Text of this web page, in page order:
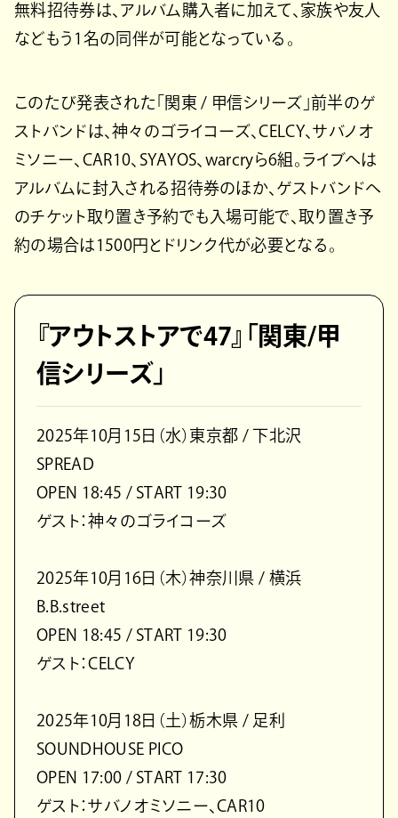
無料招待券は、アルバム購入者に加えて、家族や友人
などもう1名の同伴が可能となっている。
このたび発表された「関東 / 甲信シリーズ」前半のゲ
ストバンドは、神々のゴライコーズ、CELCY、サバノオ
ミソニー、CAR10、SYAYOS、warcryら6組。ライブへは
アルバムに封入される招待券のほか、ゲストバンドへ
のチケット取り置き予約でも入場可能で、取り置き予
約の場合は1500円とドリンク代が必要となる。
『アウトストアで47』「関東/甲
信シリーズ」
2025年10月15日（水）東京都 / 下北沢
SPREAD
OPEN 18:45 / START 19:30
ゲスト：神々のゴライコーズ
2025年10月16日（木）神奈川県 / 横浜
B.B.street
OPEN 18:45 / START 19:30
ゲスト：CELCY
2025年10月18日（土）栃木県 / 足利
SOUNDHOUSE PICO
OPEN 17:00 / START 17:30
ゲスト：サバノオミソニー、CAR10